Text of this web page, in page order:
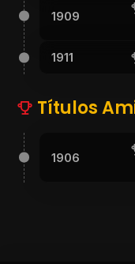
1909
1911
Títulos
1906